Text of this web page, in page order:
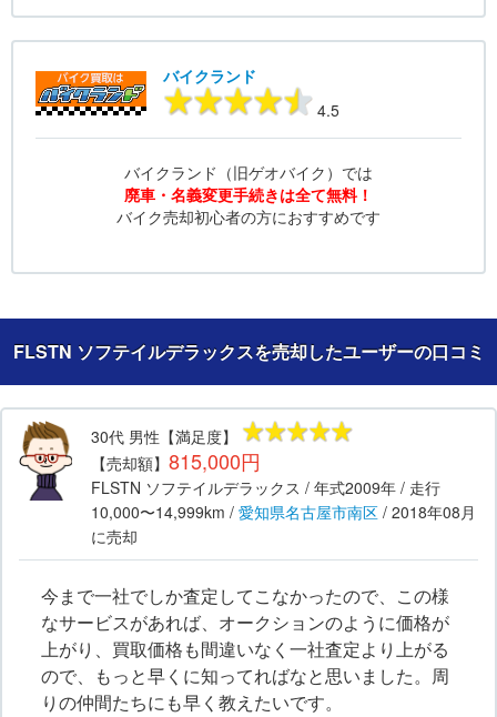
バイクランド
4.5
バイクランド（旧ゲオバイク）では
廃車・名義変更手続きは全て無料！
バイク売却初心者の方におすすめです
FLSTN ソフテイルデラックスを売却したユーザーの口コミ
30代 男性 【満足度】
【売却額】 815,000円
FLSTN ソフテイルデラックス / 年式2009年 / 走行
10,000〜14,999km / 愛知県名古屋市南区 / 2018年08月
に売却
今まで一社でしか査定してこなかったので、この様
なサービスがあれば、オークションのように価格が
上がり、買取価格も間違いなく一社査定より上がる
ので、もっと早くに知ってればなと思いました。周
りの仲間たちにも早く教えたいです。